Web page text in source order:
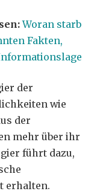
Woran starb
Fakten,
der
wie
der
mehr über ihr
führt dazu,
erhalten.